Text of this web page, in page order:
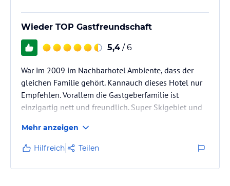
Wieder TOP Gastfreundschaft
5,4 / 6
War im 2009 im Nachbarhotel Ambiente, dass der
gleichen Familie gehört. Kannauch dieses Hotel nur
Empfehlen. Vorallem die Gastgeberfamilie ist
einzigartig nett und freundlich. Super Skigebiet und
Mehr anzeigen
Hilfreich Teilen